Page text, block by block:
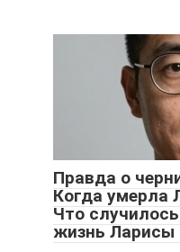
Правда о
Когда умерла
Что
жизнь Ларисы